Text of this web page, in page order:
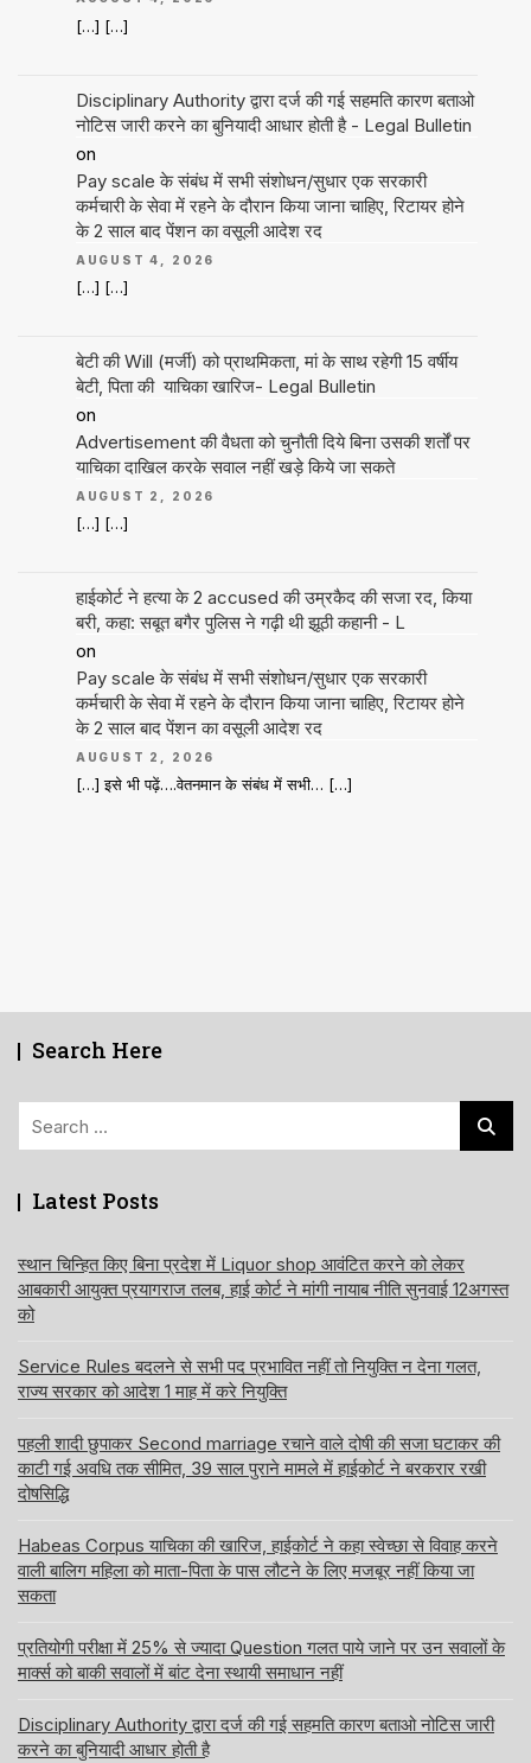
[…] […]
Disciplinary Authority द्वारा दर्ज की गई सहमति कारण बताओ
नोटिस जारी करने का बुनियादी आधार होती है - Legal Bulletin
on
Pay scale के संबंध में सभी संशोधन/सुधार एक सरकारी
कर्मचारी के सेवा में रहने के दौरान किया जाना चाहिए, रिटायर होने
के 2 साल बाद पेंशन का वसूली आदेश रद
AUGUST 4, 2026
[…] […]
बेटी की Will (मर्जी) को प्राथमिकता, मां के साथ रहेगी 15 वर्षीय
बेटी, पिता की याचिका खारिज- Legal Bulletin
on
Advertisement की वैधता को चुनौती दिये बिना उसकी शर्तों पर
याचिका दाखिल करके सवाल नहीं खड़े किये जा सकते
AUGUST 2, 2026
[…] […]
हाईकोर्ट ने हत्या के 2 accused की उम्रकैद की सजा रद, किया
बरी, कहा: सबूत बगैर पुलिस ने गढ़ी थी झूठी कहानी - L
on
Pay scale के संबंध में सभी संशोधन/सुधार एक सरकारी
कर्मचारी के सेवा में रहने के दौरान किया जाना चाहिए, रिटायर होने
के 2 साल बाद पेंशन का वसूली आदेश रद
AUGUST 2, 2026
[…] इसे भी पढ़ें….वेतनमान के संबंध में सभी… […]
Search Here
Latest Posts
स्थान चिन्हित किए बिना प्रदेश में Liquor shop आवंटित करने को लेकर
आबकारी आयुक्त प्रयागराज तलब, हाई कोर्ट ने मांगी नायाब नीति सुनवाई 12अगस्त
को
Service Rules बदलने से सभी पद प्रभावित नहीं तो नियुक्ति न देना गलत,
राज्य सरकार को आदेश 1 माह में करे नियुक्ति
पहली शादी छुपाकर Second marriage रचाने वाले दोषी की सजा घटाकर की
काटी गई अवधि तक सीमित, 39 साल पुराने मामले में हाईकोर्ट ने बरकरार रखी
दोषसिद्धि
Habeas Corpus याचिका की खारिज, हाईकोर्ट ने कहा स्वेच्छा से विवाह करने
वाली बालिग महिला को माता-पिता के पास लौटने के लिए मजबूर नहीं किया जा
सकता
प्रतियोगी परीक्षा में 25% से ज्यादा Question गलत पाये जाने पर उन सवालों के
मार्क्स को बाकी सवालों में बांट देना स्थायी समाधान नहीं
Disciplinary Authority द्वारा दर्ज की गई सहमति कारण बताओ नोटिस जारी
करने का बुनियादी आधार होती है